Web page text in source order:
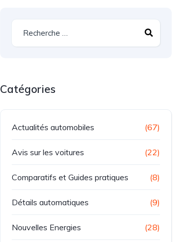
Catégories
Actualités automobiles (67)
Avis sur les voitures (22)
Comparatifs et Guides pratiques (8)
Détails automatiques (9)
Nouvelles Energies (28)